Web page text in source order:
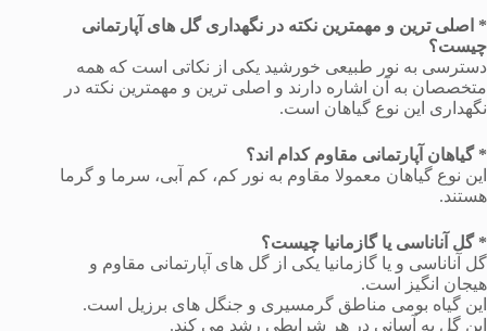
* اصلی ترین و مهمترین نکته در نگهداری گل های آپارتمانی
چیست؟
دسترسی به نور طبیعی خورشید یکی از نکاتی است که همه
متخصصان به آن اشاره دارند و اصلی ترین و مهمترین نکته در
نگهداری این نوع گیاهان است.
* گیاهان آپارتمانی مقاوم کدام اند؟
این نوع گیاهان معمولا مقاوم به نور کم، کم آبی، سرما و گرما
هستند.
* گل آناناسی یا گازمانیا چیست؟
گل آناناسی و یا گازمانیا یکی از گل های آپارتمانی مقاوم و
هیجان انگیز است.
این گیاه بومی مناطق گرمسیری و جنگل های برزیل است.
این گل به آسانی در هر شرایطی رشد می کند.